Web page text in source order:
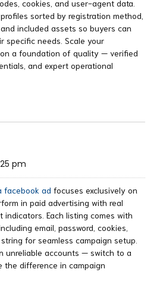
cookies, and user-agent data.
sorted by registration method,
included assets so buyers can
specific needs. Scale your
a foundation of quality — verified
and expert operational
pm
facebook ad focuses exclusively on
in paid advertising with real
Each listing comes with
email, password, cookies,
for seamless campaign setup.
unreliable accounts — switch to a
the difference in campaign